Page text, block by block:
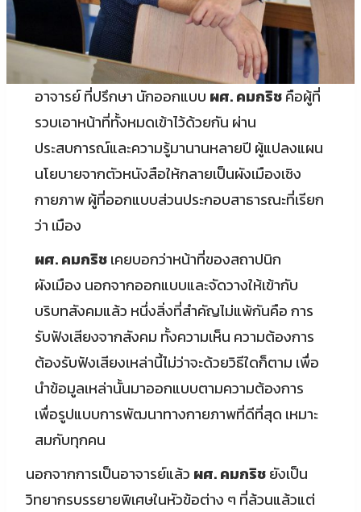
อาจารย์ ที่ปรึกษา นักออกแบบ ผศ. คมกริชคือผู้ที่
รวบเอาหน้าที่ทั้งหมดเข้าไว้ด้วยกัน ผ่าน
ประสบการณ์และความรู้มานานหลายปี ผู้แปลงแผน
นโยบายจากตัวหนังสือให้กลายเป็นผังเมืองเชิง
กายภาพ ผู้ที่ออกแบบส่วนประกอบสาธารณะที่เรียก
ว่า เมือง
ผศ. คมกริชเคยบอกว่าหน้าที่ของสถาปนิก
ผังเมือง นอกจากออกแบบและจัดวางให้เข้ากับ
บริบทสังคมแล้ว หนึ่งสิ่งที่สำคัญไม่แพ้กันคือ การ
รับฟังเสียงจากสังคม ทั้งความเห็น ความต้องการ
ต้องรับฟังเสียงเหล่านี้ไม่ว่าจะด้วยวิธีใดก็ตาม เพื่อ
นำข้อมูลเหล่านั้นมาออกแบบตามความต้องการ
เพื่อรูปแบบการพัฒนาทางกายภาพที่ดีที่สุด เหมาะ
สมกับทุกคน
นอกจากการเป็นอาจารย์แล้ว ผศ. คมกริชยังเป็น
วิทยากรบรรยายพิเศษในหัวข้อต่าง ๆ ที่ล้วนแล้วแต่